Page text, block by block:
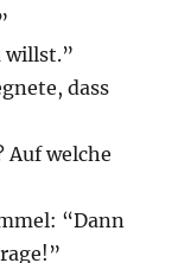
willst.”
dass
Auf welche
“Dann